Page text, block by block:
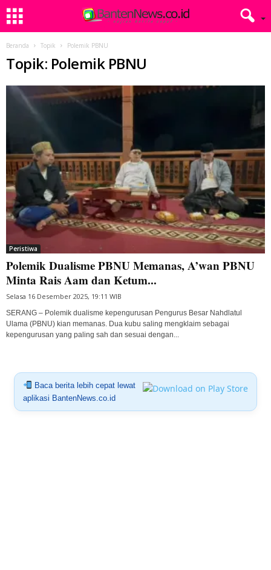
Beranda Topik Polemik PBNU
Topik: Polemik PBNU
Peristiwa
Polemik Dualisme PBNU Memanas, A’wan PBNU
Minta Rais Aam dan Ketum...
Selasa 16 Desember 2025, 19:11 WIB
SERANG – Polemik dualisme kepengurusan Pengurus Besar Nahdlatul
Ulama (PBNU) kian memanas. Dua kubu saling mengklaim sebagai
kepengurusan yang paling sah dan sesuai dengan...
Baca berita lebih cepat lewat
aplikasi BantenNews.co.id